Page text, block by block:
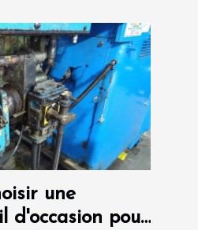
une
d'occasion pour